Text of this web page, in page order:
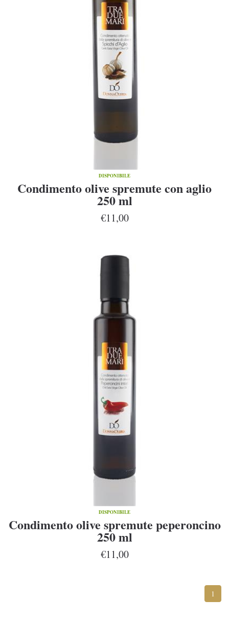
DISPONIBILE
Condimento olive spremute con aglio
250 ml
€11,00
DISPONIBILE
Condimento olive spremute peperoncino
250 ml
€11,00
1